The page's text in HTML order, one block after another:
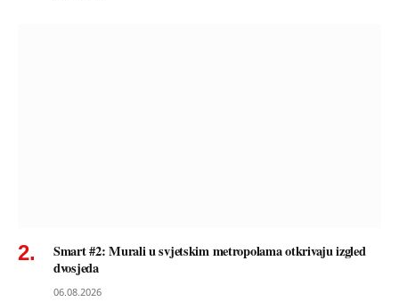
Smart #2: Murali u svjetskim metropolama otkrivaju izgled
dvosjeda
06.08.2026